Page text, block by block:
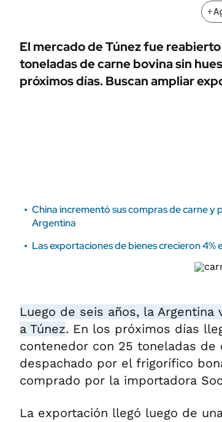
ÁMBITO DEBATE
MEDIAKIT AMBITO DEBATE
POLÍTICA
URUGUAY
+
El mercado de Túnez fue
toneladas de carne bovina sin
próximos días. Buscan ampliar
China incrementó sus compras de carne
Argentina
Las exportaciones de bienes crecieron 4%
Luego de seis años, la
a Túnez. En los próximos días
contenedor con 25 toneladas de
despachado por el frigorífico
comprado por la importadora
La exportación llegó luego de